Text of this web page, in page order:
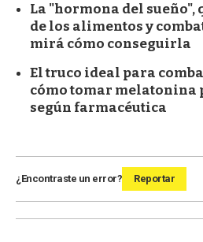
La "hormona del sueño",
de los alimentos y
mirá cómo conseguirla
El truco ideal para
cómo tomar melatonina
según farmacéutica
¿Encontraste un error? Reportar